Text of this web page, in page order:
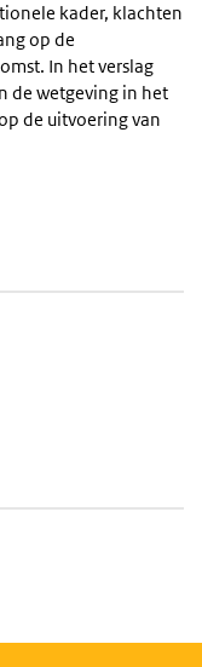
kader, klachten
op de
In het verslag
de wetgeving in het
de uitvoering van